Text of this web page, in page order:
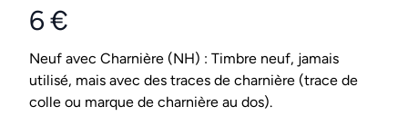
Product information
6 €
Conditions
Neuf avec Charnière (NH) : Timbre neuf, jamais
utilisé, mais avec des traces de charnière (trace de
colle ou marque de charnière au dos).